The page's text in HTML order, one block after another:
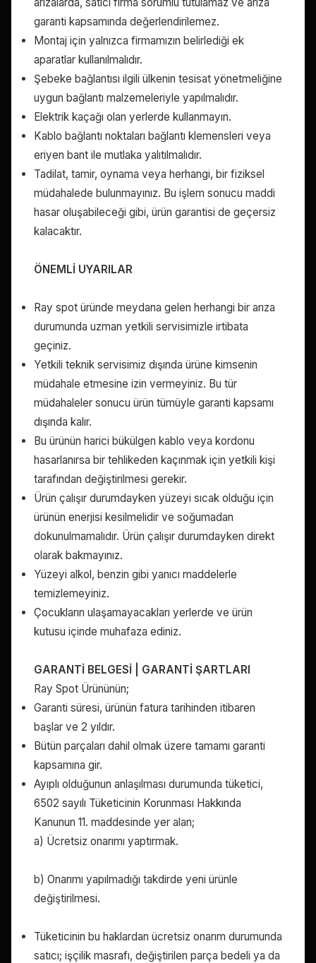
garanti kapsamında değerlendirilemez.
Montaj için yalnızca firmamızın belirlediği ek
aparatlar kullanılmalıdır.
Şebeke bağlantısı ilgili ülkenin tesisat yönetmeliğine
uygun bağlantı malzemeleriyle yapılmalıdır.
Elektrik kaçağı olan yerlerde kullanmayın.
Kablo bağlantı noktaları bağlantı klemensleri veya
eriyen bant ile mutlaka yalıtılmalıdır.
Tadilat, tamir, oynama veya herhangi, bir fiziksel
müdahalede bulunmayınız. Bu işlem sonucu maddi
hasar oluşabileceği gibi, ürün garantisi de geçersiz
kalacaktır.
ÖNEMLİ UYARILAR
Ray spot üründe meydana gelen herhangi bir arıza
durumunda uzman yetkili servisimizle irtibata
geçiniz.
Yetkili teknik servisimiz dışında ürüne kimsenin
müdahale etmesine izin vermeyiniz. Bu tür
müdahaleler sonucu ürün tümüyle garanti kapsamı
dışında kalır.
Bu ürünün harici bükülgen kablo veya kordonu
hasarlanırsa bir tehlikeden kaçınmak için yetkili kişi
tarafından değiştirilmesi gerekir.
Ürün çalışır durumdayken yüzeyi sıcak olduğu için
ürünün enerjisi kesilmelidir ve soğumadan
dokunulmamalıdır. Ürün çalışır durumdayken direkt
olarak bakmayınız.
Yüzeyi alkol, benzin gibi yanıcı maddelerle
temizlemeyiniz.
Çocukların ulaşamayacakları yerlerde ve ürün
kutusu içinde muhafaza ediniz.
GARANTİ BELGESİ | GARANTİ ŞARTLARI
Ray Spot Ürününün;
Garanti süresi, ürünün fatura tarihinden itibaren
başlar ve 2 yıldır.
Bütün parçaları dahil olmak üzere tamamı garanti
kapsamına gir.
Ayıplı olduğunun anlaşılması durumunda tüketici,
6502 sayılı Tüketicinin Korunması Hakkında
Kanunun 11. maddesinde yer alan;
a) Ücretsiz onarımı yaptırmak.
b) Onarımı yapılmadığı takdirde yeni ürünle
değiştirilmesi.
Tüketicinin bu haklardan ücretsiz onarım durumunda
satıcı; işçilik masrafı, değiştirilen parça bedeli ya da